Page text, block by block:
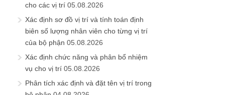
cho các vị trí 05.08.2026
Xác định sơ đồ vị trí và tính toán định
biên số lượng nhân viên cho từng vị trí
của bộ phận 05.08.2026
Xác định chức năng và phân bổ nhiệm
vụ cho vị trí 05.08.2026
Phân tích xác định và đặt tên vị trí trong